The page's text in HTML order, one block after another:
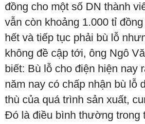
đồng cho một số DN thành
vẫn còn khoảng 1.000 tỉ
hết và tiếp tục phải bù lỗ
không đề cập tới, ông Ngô
biết: Bù lỗ cho điện hiện nay
năm nay có chấp nhận bù lỗ
thù của quá trình sản xuất,
Đó là điều bình thường trong